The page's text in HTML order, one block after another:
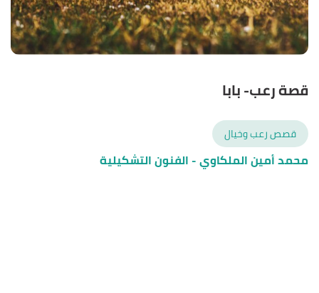
قصة رعب- بابا
قصص رعب وخيال
محمد أمين الملكاوي- الفنون التشكيلية